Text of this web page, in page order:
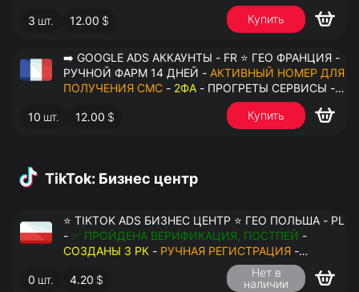
3 шт. 12.00 $ Купить
➡️ GOOGLE ADS АККАУНТЫ - FR ⭐ ГЕО ФРАНЦИЯ -
РУЧНОЙ ФАРМ 14 ДНЕЙ - АКТИВНЫЙ НОМЕР ДЛЯ
ПОЛУЧЕНИЯ СМС - 2ФА - ПРОГРЕТЫ СЕРВИСЫ -
10 шт. 12.00 $ Купить
TikTok: Бизнес центр
⭐ TIKTOK ADS БИЗНЕС ЦЕНТР ⭐ ГЕО ПОЛЬША - PL
- ✅ ПРОЙДЕНА ВЕРИФИКАЦИЯ, ПОСТПЕЙ -
СОЗДАНЫ 3 РК - РУЧНАЯ РЕГИСТРАЦИЯ -
ДОСТУП К ПОЧТЕ - КУКИ - ВАТ ЗАПОЛНЕН -
ПЕРЕДАЧА В АНТИДЕТЕКТ
0 шт. 4.20 $
Нет в
наличии